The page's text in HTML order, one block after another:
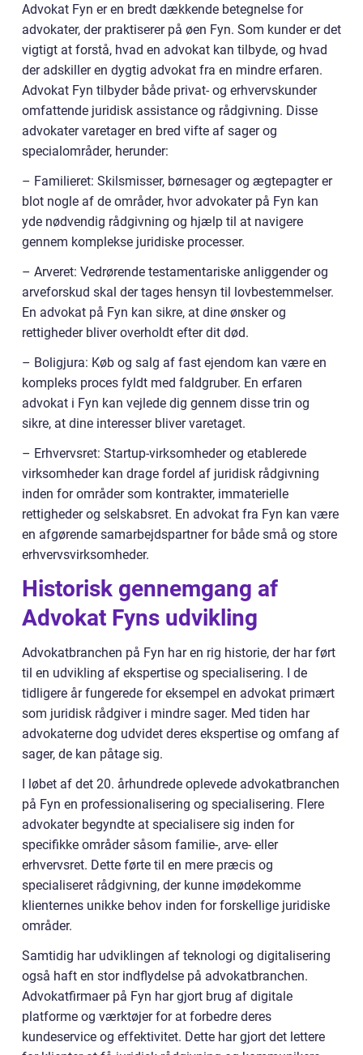
Advokat Fyn er en bredt dækkende betegnelse for
advokater, der praktiserer på øen Fyn. Som kunder er det
vigtigt at forstå, hvad en advokat kan tilbyde, og hvad
der adskiller en dygtig advokat fra en mindre erfaren.
Advokat Fyn tilbyder både privat- og erhvervskunder
omfattende juridisk assistance og rådgivning. Disse
advokater varetager en bred vifte af sager og
specialområder, herunder:
– Familieret: Skilsmisser, børnesager og ægtepagter er
blot nogle af de områder, hvor advokater på Fyn kan
yde nødvendig rådgivning og hjælp til at navigere
gennem komplekse juridiske processer.
– Arveret: Vedrørende testamentariske anliggender og
arveforskud skal der tages hensyn til lovbestemmelser.
En advokat på Fyn kan sikre, at dine ønsker og
rettigheder bliver overholdt efter dit død.
– Boligjura: Køb og salg af fast ejendom kan være en
kompleks proces fyldt med faldgruber. En erfaren
advokat i Fyn kan vejlede dig gennem disse trin og
sikre, at dine interesser bliver varetaget.
– Erhvervsret: Startup-virksomheder og etablerede
virksomheder kan drage fordel af juridisk rådgivning
inden for områder som kontrakter, immaterielle
rettigheder og selskabsret. En advokat fra Fyn kan være
en afgørende samarbejdspartner for både små og store
erhvervsvirksomheder.
Historisk gennemgang af
Advokat Fyns udvikling
Advokatbranchen på Fyn har en rig historie, der har ført
til en udvikling af ekspertise og specialisering. I de
tidligere år fungerede for eksempel en advokat primært
som juridisk rådgiver i mindre sager. Med tiden har
advokaterne dog udvidet deres ekspertise og omfang af
sager, de kan påtage sig.
I løbet af det 20. århundrede oplevede advokatbranchen
på Fyn en professionalisering og specialisering. Flere
advokater begyndte at specialisere sig inden for
specifikke områder såsom familie-, arve- eller
erhvervsret. Dette førte til en mere præcis og
specialiseret rådgivning, der kunne imødekomme
klienternes unikke behov inden for forskellige juridiske
områder.
Samtidig har udviklingen af teknologi og digitalisering
også haft en stor indflydelse på advokatbranchen.
Advokatfirmaer på Fyn har gjort brug af digitale
platforme og værktøjer for at forbedre deres
kundeservice og effektivitet. Dette har gjort det lettere